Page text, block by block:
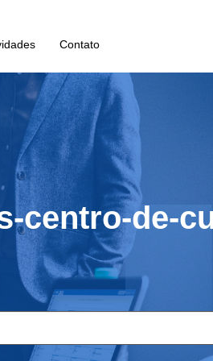
Contato
centro-de-